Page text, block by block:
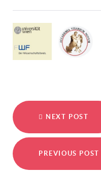
NEXT POST
PREVIOUS POST